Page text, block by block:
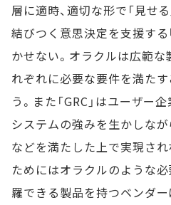
層に適時、適切な形で「見せ
結びつく意思決定を支援する
かせない。オラクルは広範な
れぞれに必要な要件を満た
う。また「GRC」はユーザー
システムの強みを生かしな
などを満たした上で実現さ
ためにはオラクルのような
羅できる製品を持つベンダ